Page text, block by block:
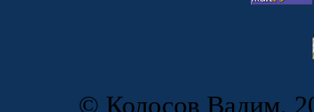
© Колосов Вадим,